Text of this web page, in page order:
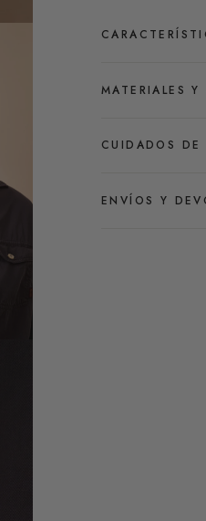
MATERIALES Y
CUIDADOS DE
ENVÍOS Y